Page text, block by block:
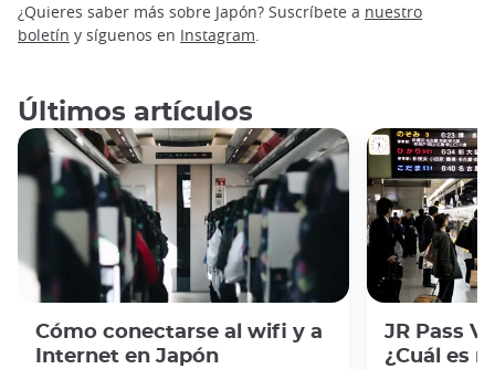
¿Quieres saber más sobre Japón? Suscríbete a nuestro
boletín y síguenos en Instagram.
Últimos artículos
Cómo conectarse al wifi y a
Internet en Japón
JR Pass
¿Cuál es